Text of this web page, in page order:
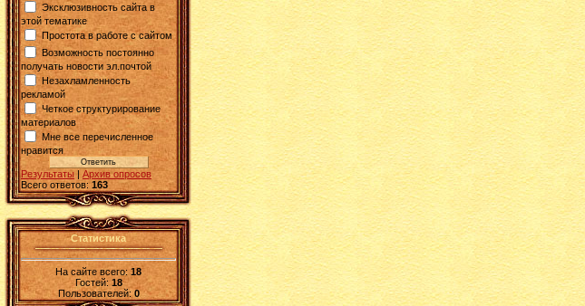
Эксклюзивность сайта в
этой тематике
Простота в работе с сайтом
Возможность постоянно
получать новости эл.почтой
Незахламленность
рекламой
Четкое структурирование
материалов
Мне все перечисленное
нравится
Результаты | Архив опросов
Всего ответов: 163
Статистика
На сайте всего:18
Гостей: 18
Пользователей: 0